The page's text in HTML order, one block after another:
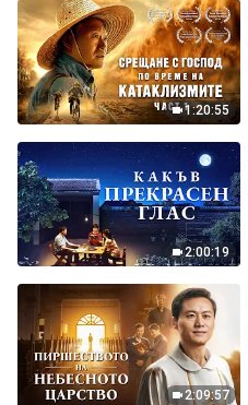
1:20:55
2:00:19
2:09:57